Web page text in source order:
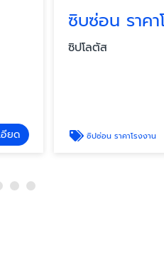
ซิบซ่อน ราคาโรงงาน
ซิปซ่อน ราคาโรงงาน ดูรายละเอียด